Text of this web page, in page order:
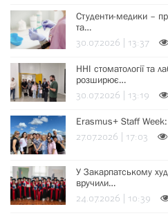
Студенти-медики –
та…
30.07.2026 | 13:37
ННІ стоматології та
розширює…
30.07.2026 | 13:19
Erasmus+ Staff Week:
27.07.2026 | 17:03
У Закарпатському
вручили…
24.07.2026 | 10:39